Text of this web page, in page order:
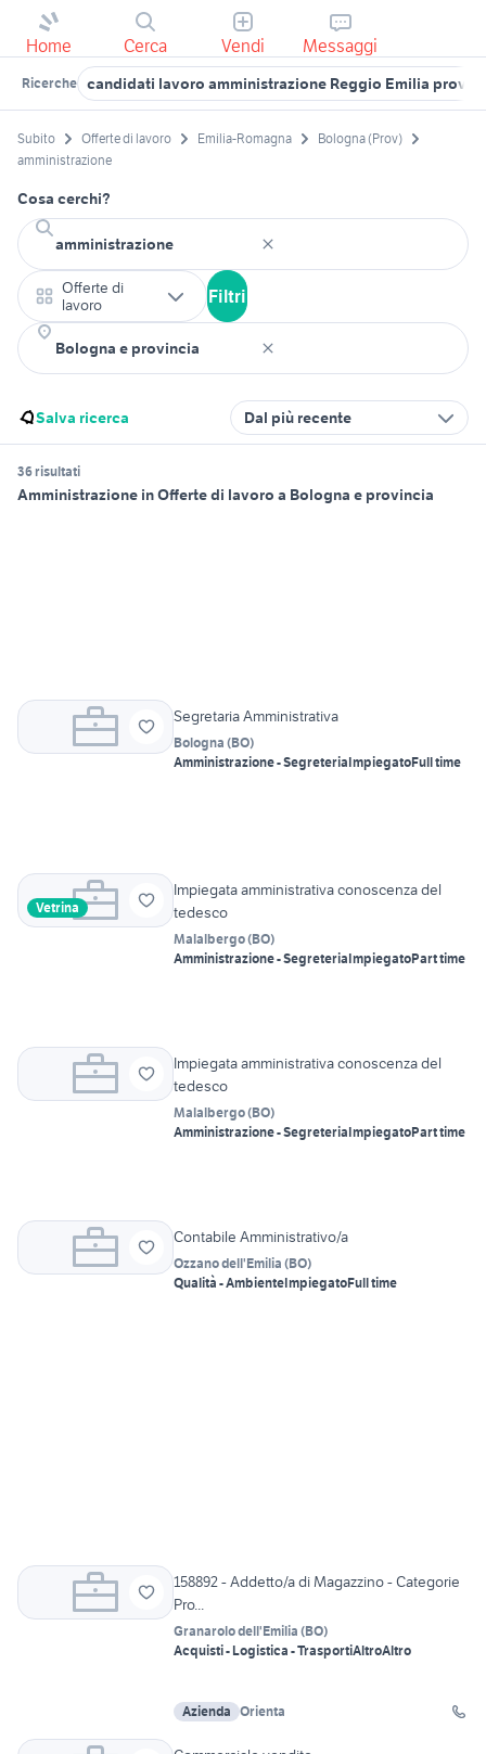
Home Cerca Vendi Messaggi
Ricerche candidati lavoro amministrazione Reggio Emilia
Subito Offerte di lavoro Emilia-Romagna
Bologna (Prov)
amministrazione
Cosa cerchi?
Offerte di
lavoro
Filtri
Salva ricerca Dal più recente
36 risultati
Amministrazione in Offerte di lavoro a Bologna e provincia
Segretaria Amministrativa
Bologna (BO)
Amministrazione - SegreteriaImpiegatoFull time
Vetrina
Impiegata amministrativa conoscenza del
tedesco
Malalbergo(BO)
Amministrazione - SegreteriaImpiegatoPart time
Impiegata amministrativa conoscenza del
tedesco
Malalbergo(BO)
Amministrazione - SegreteriaImpiegatoPart time
Contabile Amministrativo/a
Ozzano dell'Emilia (BO)
Qualità - AmbienteImpiegatoFull time
158892 - Addetto/a di Magazzino - Categorie
Pro...
Granarolo dell'Emilia (BO)
Acquisti - Logistica - TrasportiAltroAltro
Azienda Orienta